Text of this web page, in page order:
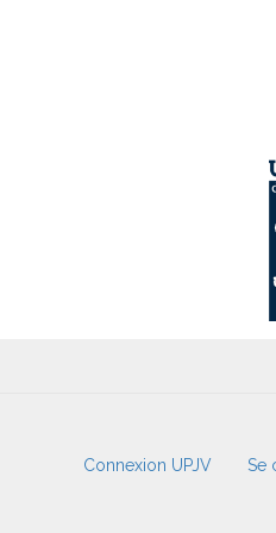
Connexion UPJV Se